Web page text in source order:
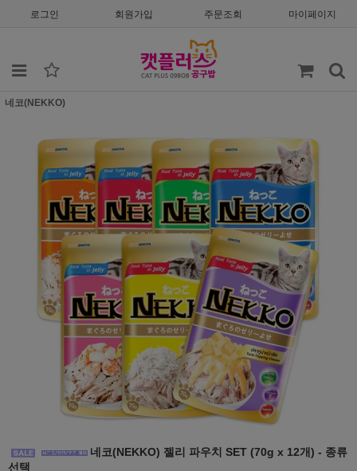
로그인 회원가입 주문조회 마이페이지
네코(NEKKO)
네코(NEKKO) 젤리 파우치 SET (70g x 12개) - 종류
선택